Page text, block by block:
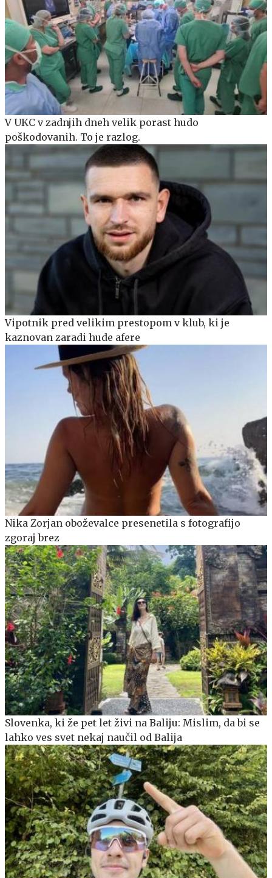
V UKC v zadnjih dneh velik porast hudo
poškodovanih. To je razlog.
Vipotnik pred velikim prestopom v klub, ki je
kaznovan zaradi hude afere
Nika Zorjan oboževalce presenetila s fotografijo
zgoraj brez
Slovenka, ki že pet let živi na Baliju: Mislim, da bi se
lahko ves svet nekaj naučil od Balija